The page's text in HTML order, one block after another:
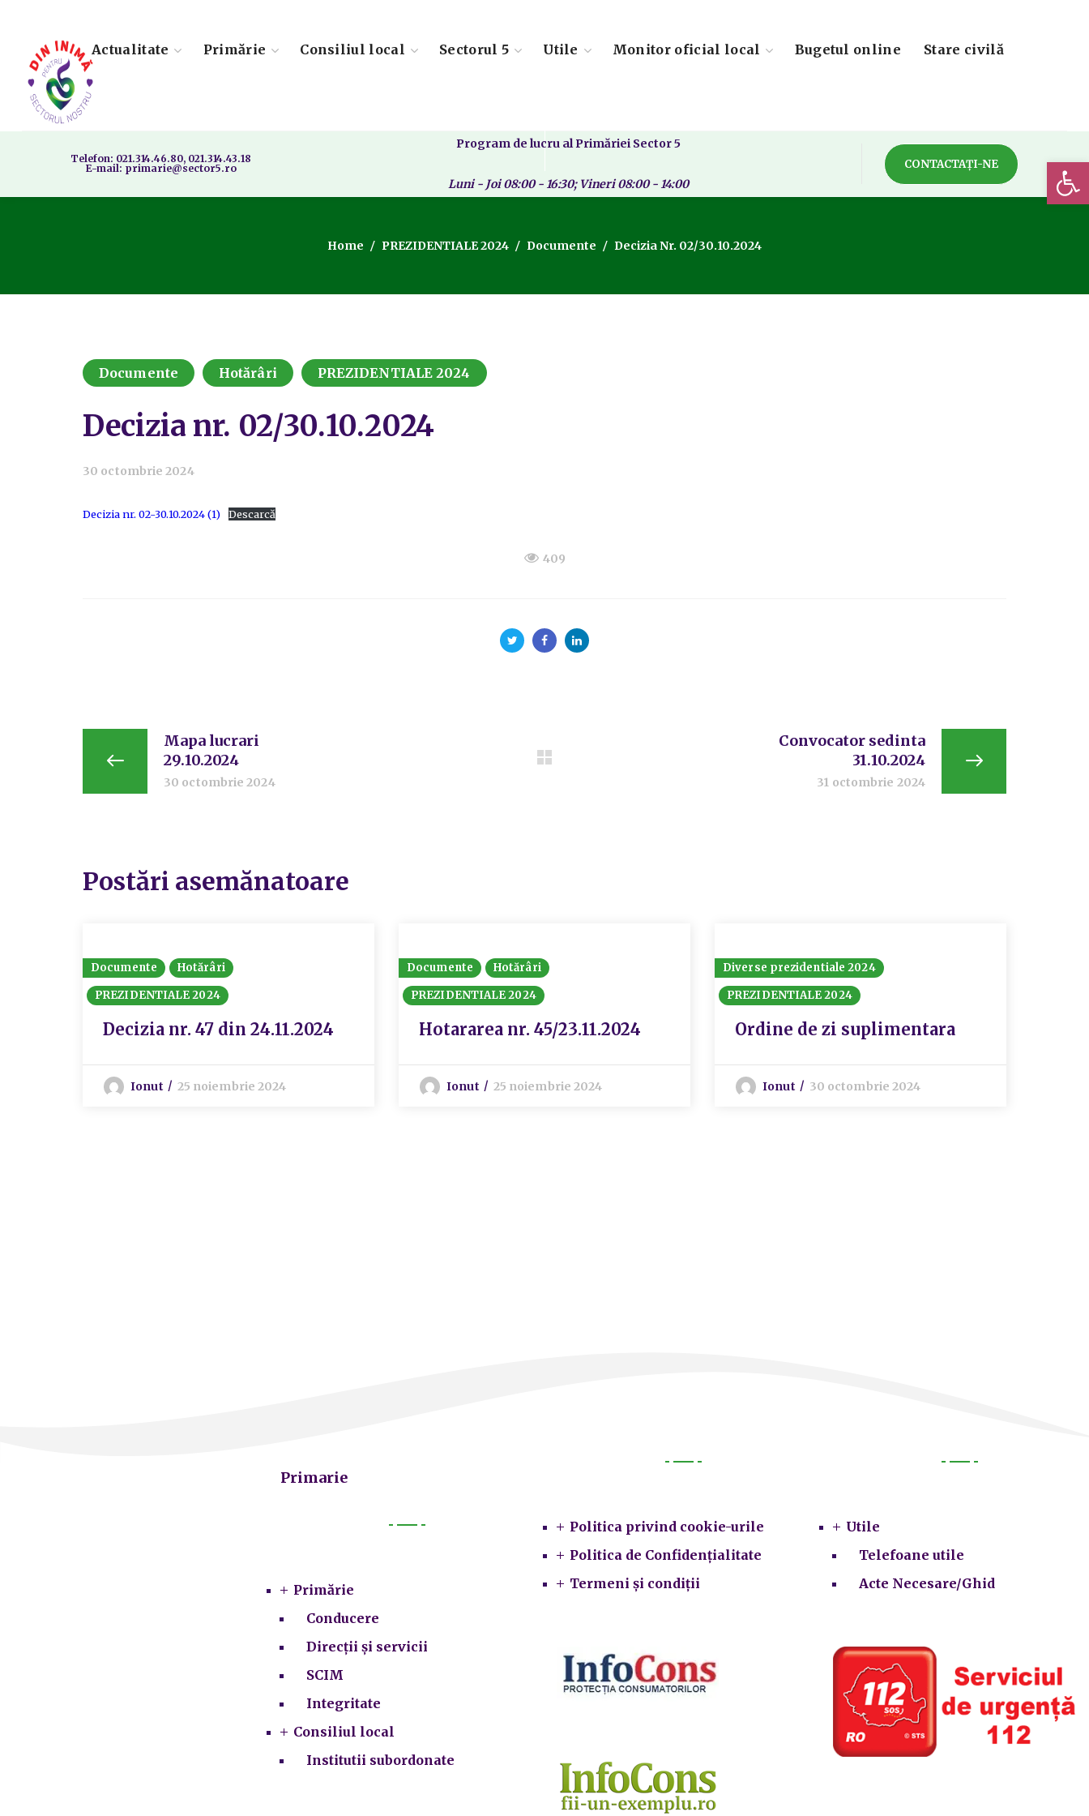
Actualitate Primărie Consiliul local Sectorul 5 Utile Monitor oficial local Bugetul online Stare civilă
Telefon: 021.314.46.80, 021.314.43.18
E-mail: primarie@sector5.ro
Program de lucru al Primăriei Sector 5
Luni - Joi 08:00 - 16:30; Vineri 08:00 - 14:00
CONTACTAȚI-NE
Home PREZIDENTIALE 2024 Documente Decizia Nr. 02/30.10.2024
Documente Hotărâri PREZIDENTIALE 2024
Decizia nr. 02/30.10.2024
30 octombrie 2024
Decizia nr. 02-30.10.2024 (1) Descarcă
409
Mapa lucrari
29.10.2024
30 octombrie 2024
Convocator sedinta
31.10.2024
31 octombrie 2024
Postări asemănatoare
Documente
Hotărâri
PREZIDENTIALE 2024
Decizia nr. 47 din 24.11.2024
Ionut 25 noiembrie 2024
Documente
Hotărâri
PREZIDENTIALE 2024
Hotararea nr. 45/23.11.2024
Ionut 25 noiembrie 2024
Diverse prezidentiale 2024
PREZIDENTIALE 2024
Ordine de zi suplimentara
Ionut 30 octombrie 2024
Primarie
Primărie
Conducere
Direcții și servicii
SCIM
Integritate
Consiliul local
Institutii subordonate
Politica privind cookie-urile
Politica de Confidențialitate
Termeni și condiții
Utile
Telefoane utile
Acte Necesare/Ghid